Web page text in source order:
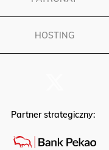
PATRONAT
HOSTING
Partner strategiczny: